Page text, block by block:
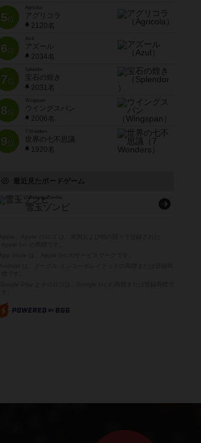
5位
Agricola
アグリコラ
2120名
6位
Azul
アズール
2034名
7位
宝石の煌き
2031名
8位
Wingspan
ウイングスパン
2006名
9位
7 Wonders
世界の七不思議
1920名
最近見たボードゲーム
Yukidama Zombie
雪玉ゾンビ